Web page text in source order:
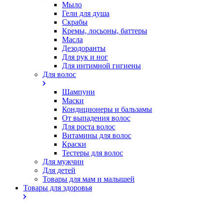
Мыло
Гели для душа
Скрабы
Кремы, лосьоны, баттеры
Масла
Дезодоранты
Для рук и ног
Для интимной гигиены
Для волос
Шампуни
Маски
Кондиционеры и бальзамы
От выпадения волос
Для роста волос
Витамины для волос
Краски
Тестеры для волос
Для мужчин
Для детей
Товары для мам и малышей
Товары для здоровья